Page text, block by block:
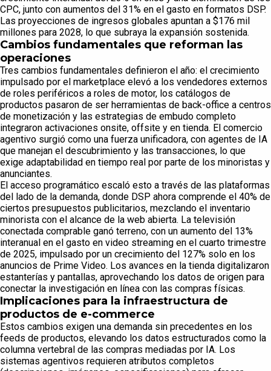
CPC, junto con aumentos del 31% en el gasto en formatos DSP.
Las proyecciones de ingresos globales apuntan a $176 mil
millones para 2028, lo que subraya la expansión sostenida.
Cambios fundamentales que reforman las
operaciones
Tres cambios fundamentales definieron el año: el crecimiento
impulsado por el marketplace elevó a los vendedores externos
de roles periféricos a roles de motor, los catálogos de
productos pasaron de ser herramientas de back-office a centros
de monetización y las estrategias de embudo completo
integraron activaciones onsite, offsite y en tienda. El comercio
agentivo surgió como una fuerza unificadora, con agentes de IA
que manejan el descubrimiento y las transacciones, lo que
exige adaptabilidad en tiempo real por parte de los minoristas y
anunciantes.
El acceso programático escaló esto a través de las plataformas
del lado de la demanda, donde DSP ahora comprende el 40% de
ciertos presupuestos publicitarios, mezclando el inventario
minorista con el alcance de la web abierta. La televisión
conectada comprable ganó terreno, con un aumento del 13%
interanual en el gasto en video streaming en el cuarto trimestre
de 2025, impulsado por un crecimiento del 127% solo en los
anuncios de Prime Video. Los avances en la tienda digitalizaron
estanterías y pantallas, aprovechando los datos de origen para
conectar la investigación en línea con las compras físicas.
Implicaciones para la infraestructura de
productos de e-commerce
Estos cambios exigen una demanda sin precedentes en los
feeds de productos, elevando los datos estructurados como la
columna vertebral de las compras mediadas por IA. Los
sistemas agentivos requieren atributos completos